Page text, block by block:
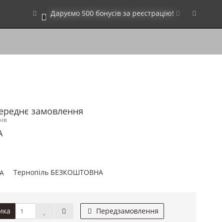
0 Даруємо 500 бонусів за реєстрацію!
замовлення
Тернопіль БЕЗКОШТОВНА
Передзамовлення